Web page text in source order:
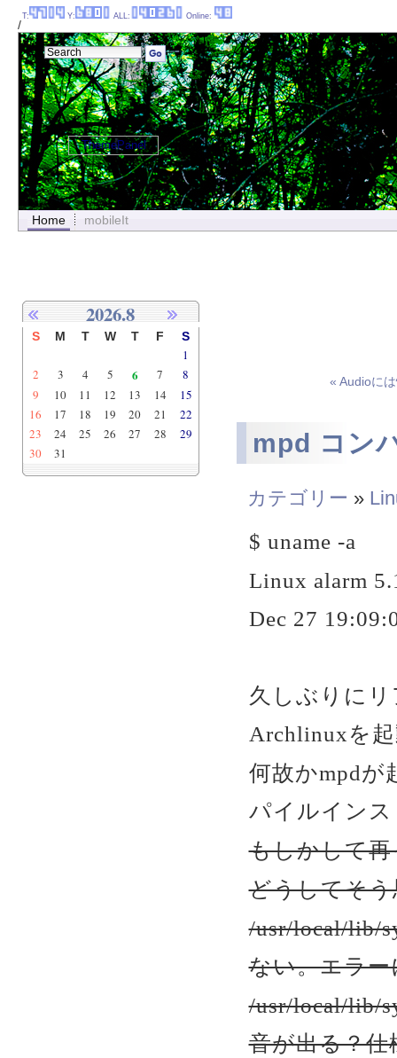
/
Home mobileIt
« Audioに
mpd コン
カテゴリー »
$ uname -a
Linux alarm
Dec 27
久しぶりに
Archlinuxを
何故かmpdが
パイルイン
もしかして
どうしてそ
/usr/local/lib/
ない。エラ
/usr/local/lib/
音が出る？
2026.8
S M T W T F S
1
2
3 4 5 6 7
8
9
10 11 12 13 14
15
16
17 18 19 20 21
22
23
24 25 26 27 28
29
30
31
T: Y: ALL: Online:
ThemePanel